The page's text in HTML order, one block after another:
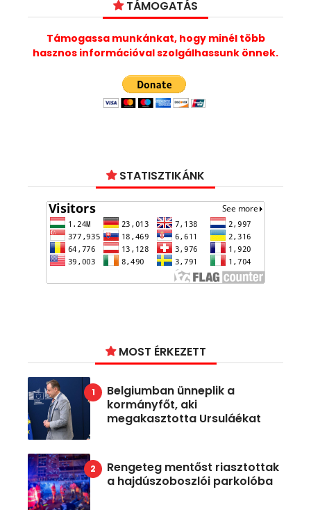
TÁMOGATÁS
Támogassa munkánkat, hogy minél több
hasznos információval szolgálhassunk önnek.
STATISZTIKÁNK
MOST ÉRKEZETT
Belgiumban ünneplik a
kormányfőt, aki
megakasztotta Ursuláékat
Rengeteg mentőst riasztottak
a hajdúszoboszlói parkolóba